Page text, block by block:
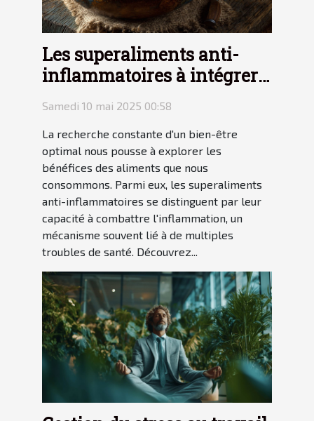
Les superaliments anti-
inflammatoires à intégrer
alimentaire
Samedi 10 mai 2025 00:58
La recherche constante d'un bien-être
optimal nous pousse à explorer les
bénéfices des aliments que nous
consommons. Parmi eux, les superaliments
anti-inflammatoires se distinguent par leur
capacité à combattre l'inflammation, un
mécanisme souvent lié à de multiples
troubles de santé. Découvrez...